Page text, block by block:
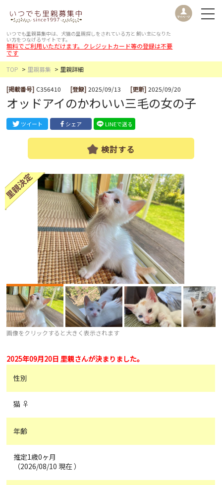
いつでも里親募集中は、犬猫の里親探しをされている方と 飼い主になりた
い方をつなげるサイトです。
無料でご利用いただけます。クレジットカード等の登録は不要
です
TOP
里親募集 里親詳細
[掲載番号] C356410 [登録] 2025/09/13 [更新] 2025/09/20
オッドアイのかわいい三毛の女の子
ツイート シェア LINEで送る
検討する
画像をクリックすると大きく表示されます
2025年09月20日 里親さんが決まりました。
性別
猫 ♀
年齢
推定1歳0ヶ月
（2026/08/10 現在 ）